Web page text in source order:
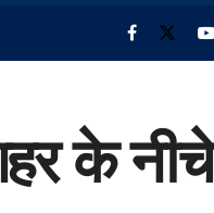
के नीचे